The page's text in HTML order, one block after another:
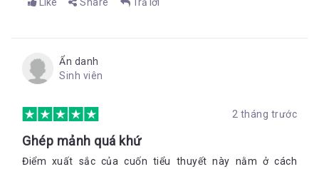
Ẩn danh
Sinh viên
2 tháng trước
Ghép mảnh quá khứ
Điểm xuất sắc của cuốn tiểu thuyết này nằm ở cách